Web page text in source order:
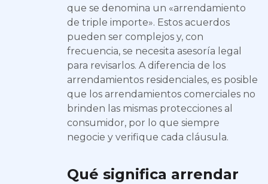
que se denomina un «arrendamiento
de triple importe». Estos acuerdos
pueden ser complejos y, con
frecuencia, se necesita asesoría legal
para revisarlos. A diferencia de los
arrendamientos residenciales, es posible
que los arrendamientos comerciales no
brinden las mismas protecciones al
consumidor, por lo que siempre
negocie y verifique cada cláusula.
Qué significa arrendar